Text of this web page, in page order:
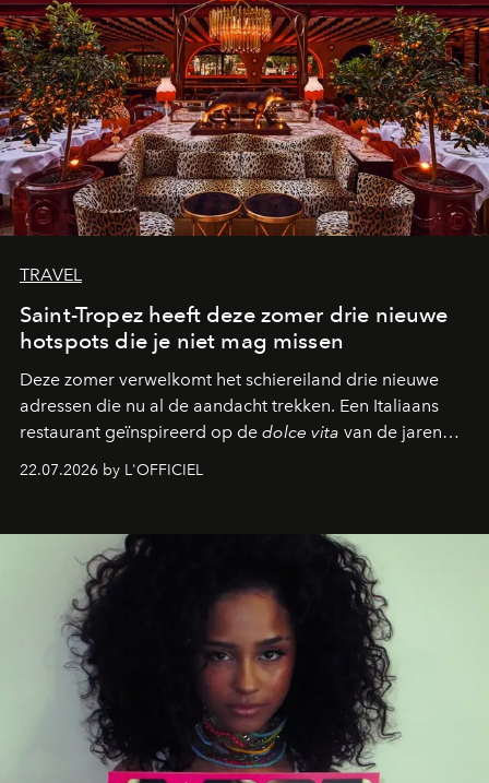
TRAVEL
Saint-Tropez heeft deze zomer drie nieuwe
hotspots die je niet mag missen
Deze zomer verwelkomt het schiereiland drie nieuwe
adressen die nu al de aandacht trekken. Een Italiaans
restaurant geïnspireerd op de dolce vita van de jaren
zestig, een Japanse hotspot die na zonsondergang
verandert in een bruisende ontmoetingsplek en de
neerstrijkt in Saint-Tropez. Dit zijn de nieuwe adressen
die deze zomer de toon zetten, van lange lunches tot
zwoele nachten.
22.07.2026 by L'OFFICIEL